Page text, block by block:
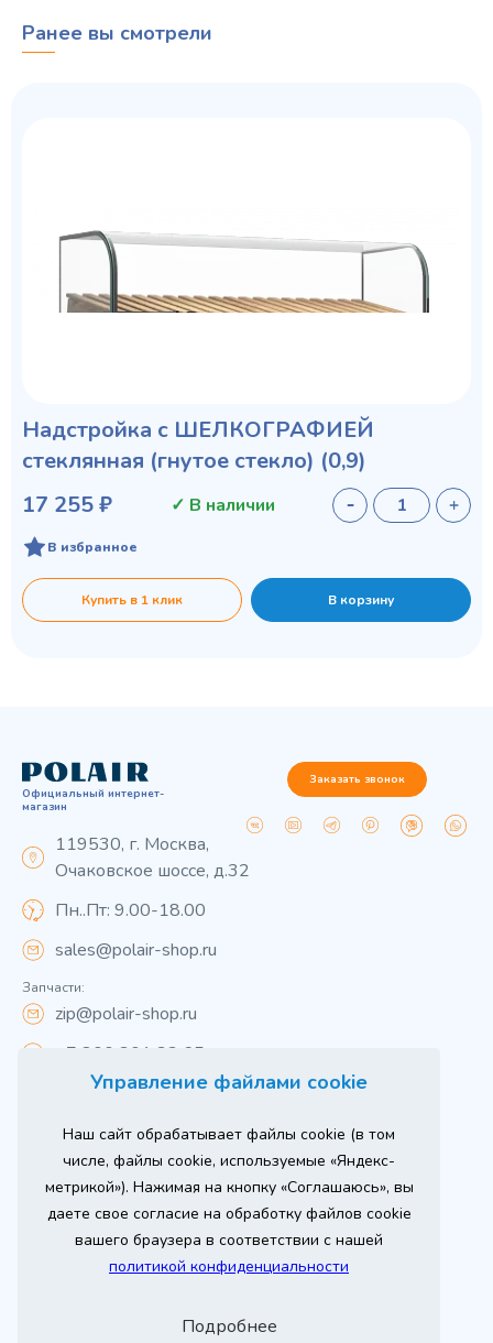
Управление файлами cookie
Наш сайт обрабатывает файлы cookie (в том
числе, файлы cookie, используемые «Яндекс-
метрикой»). Нажимая на кнопку «Соглашаюсь», вы
даете свое согласие на обработку файлов cookie
вашего браузера в соответствии с нашей
политикой конфиденциальности
Подробнее
Ранее вы смотрели
Надстройка с ШЕЛКОГРАФИЕЙ
стеклянная (гнутое стекло) (0,9)
17 255 ₽
✓ В наличии
В избранное
Купить в 1 клик В корзину
Официальный интернет-
магазин
119530, г. Москва,
Очаковское шоссе, д.32
Пн..Пт: 9.00-18.00
sales@polair-shop.ru
Запчасти:
zip@polair-shop.ru
+7 800 301 33 65
Заказать звонок
Вся информация на сайте о товарах носит
справочный характер и не является публичной
офертой в соответствии с пунктом 2 статьи 437 ГК РФ.
Для получения подробной информации о наличии и
стоимости указанных товаров и (или) услуг,
пожалуйста, обращайтесь к менеджеру сайта по
телефону
При использовании материалов сайта ссылка
Продвижение сайта
Оставь заявку